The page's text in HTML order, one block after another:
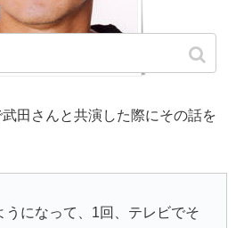
田さんと共演した際にその話を
うになって、1回、テレビでそ